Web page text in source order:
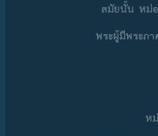
สมัยนั้น หม่
พระผู้มีพระภ
ห